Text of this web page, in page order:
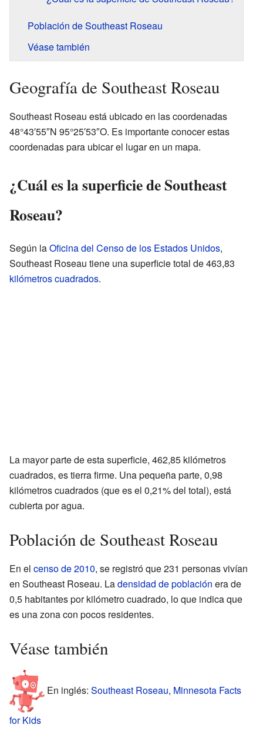
Población de Southeast Roseau
Véase también
Geografía de Southeast Roseau
Southeast Roseau está ubicado en las coordenadas
48°43′55″N 95°25′53″O. Es importante conocer estas
coordenadas para ubicar el lugar en un mapa.
¿Cuál es la superficie de Southeast
Roseau?
Según laOficina del Censo de los Estados Unidos,
Southeast Roseau tiene una superficie total de 463,83
kilómetros cuadrados.
La mayor parte de esta superficie, 462,85 kilómetros
cuadrados, es tierra firme. Una pequeña parte, 0,98
kilómetros cuadrados (que es el 0,21% del total), está
cubierta por agua.
Población de Southeast Roseau
En el censo de 2010, se registró que 231 personas vivían
en Southeast Roseau. Ladensidad de población era de
0,5 habitantes por kilómetro cuadrado, lo que indica que
es una zona con pocos residentes.
Véase también
En inglés: Southeast Roseau, Minnesota Facts
for Kids